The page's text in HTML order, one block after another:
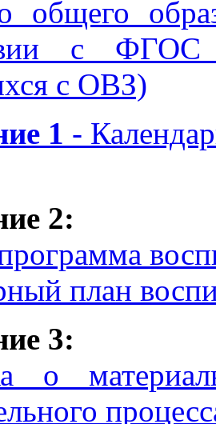
общего
с
с ОВЗ)
1 -
2:
план
3:
о